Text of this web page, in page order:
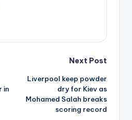
in
Next Post
Liverpool keep powder
dry for Kiev as
Mohamed Salah breaks
scoring record